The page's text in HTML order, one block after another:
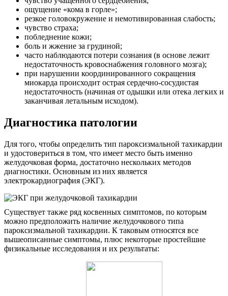
ощущение «кома в горле»;
резкое головокружение и немотивированная слабость;
чувство страха;
побледнение кожи;
боль и жжение за грудиной;
часто наблюдаются потери сознания (в основе лежит
недостаточность кровоснабжения головного мозга);
при нарушении координированного сокращения
миокарда происходит острая сердечно-сосудистая
недостаточность (начиная от одышки или отека легких и
заканчивая летальным исходом).
Диагностика патологии
Для того, чтобы определить тип пароксизмальной тахикардии
и удостовериться в том, что имеет место быть именно
желудочковая форма, достаточно нескольких методов
диагностики. Основным из них является
электрокардиография (ЭКГ).
Существует также ряд косвенных симптомов, по которым
можно предположить наличие желудочкового типа
пароксизмальной тахикардии. К таковым относятся все
вышеописанные симптомы, плюс некоторые простейшие
физикальные исследования и их результаты: